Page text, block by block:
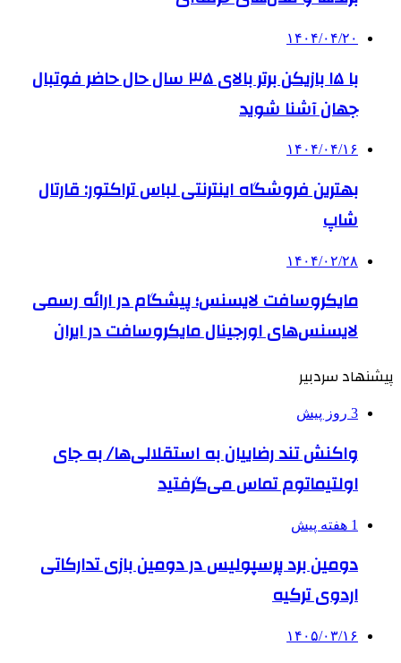
۱۴۰۴/۰۴/۲۰
با ۱۵ بازیکن برتر بالای ۳۵ سال حال حاضر فوتبال
جهان آشنا شوید
۱۴۰۴/۰۴/۱۶
بهترین فروشگاه اینترنتی لباس تراکتور: قارتال
شاپ
۱۴۰۴/۰۲/۲۸
مایکروسافت لایسنس؛ پیشگام در ارائه رسمی
لایسنس‌های اورجینال مایکروسافت در ایران
پیشنهاد سردبیر
3 روز پیش
واکنش تند رضاییان به استقلالی‌ها/ به جای
اولتیماتوم تماس می‌گرفتید
1 هفته پیش
دومین برد پرسپولیس در دومین بازی تدارکاتی
اردوی ترکیه
۱۴۰۵/۰۳/۱۶